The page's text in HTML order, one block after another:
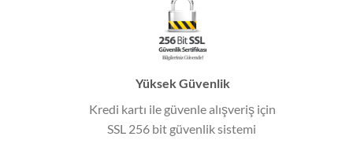
Yüksek Güvenlik
Kredi kartı ile güvenle alışveriş için
SSL 256 bit güvenlik sistemi